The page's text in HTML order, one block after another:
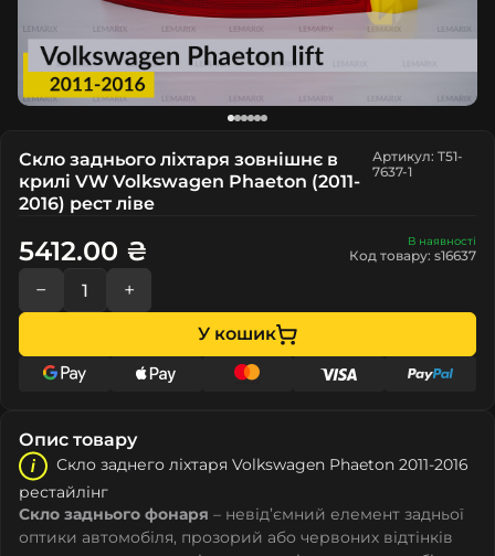
Скло заднього ліхтаря зовнішнє в
крилі VW Volkswagen Phaeton (2011-
2016) рест ліве
Артикул: T51-
7637-1
В наявності
Код товару: s16637
5412.00 ₴
− +
У кошик
Опис товару
Скло заднего ліхтаря Volkswagen Phaeton 2011-2016
рестайлінг
Скло заднього фонаря – невід’ємний елемент задньої
оптики автомобіля, прозорий або червоних відтінків